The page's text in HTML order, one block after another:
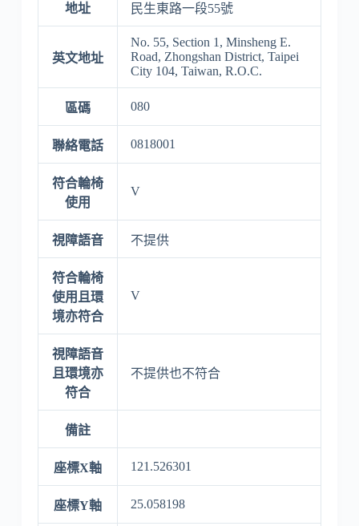
地址 民生東路一段55號
英文地址
No. 55, Section 1, Minsheng E.
Road, Zhongshan District, Taipei
City 104, Taiwan, R.O.C.
區碼 080
聯絡電話 0818001
符合輪椅
使用
V
視障語音 不提供
符合輪椅
使用且環
境亦符合
V
視障語音
且環境亦
符合
不提供也不符合
備註
座標X軸 121.526301
座標Y軸 25.058198